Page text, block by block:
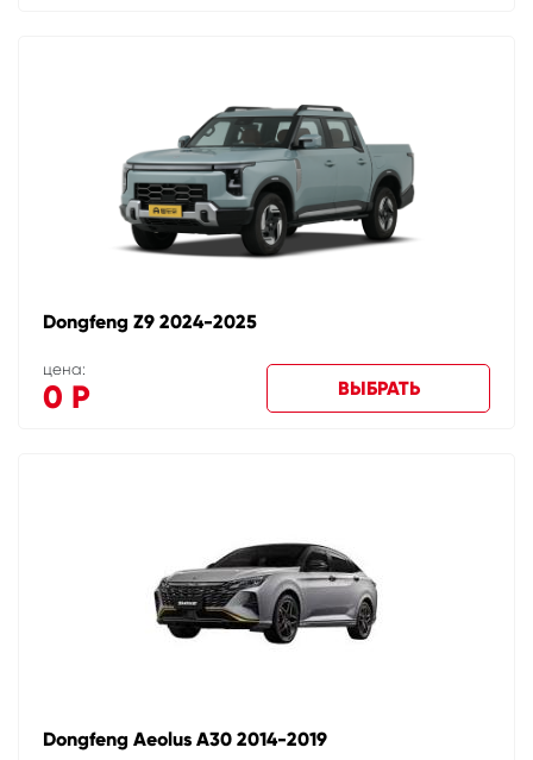
Dongfeng Z9 2024-2025
цена:
0 Р ВЫБРАТЬ
Dongfeng Aeolus A30 2014-2019